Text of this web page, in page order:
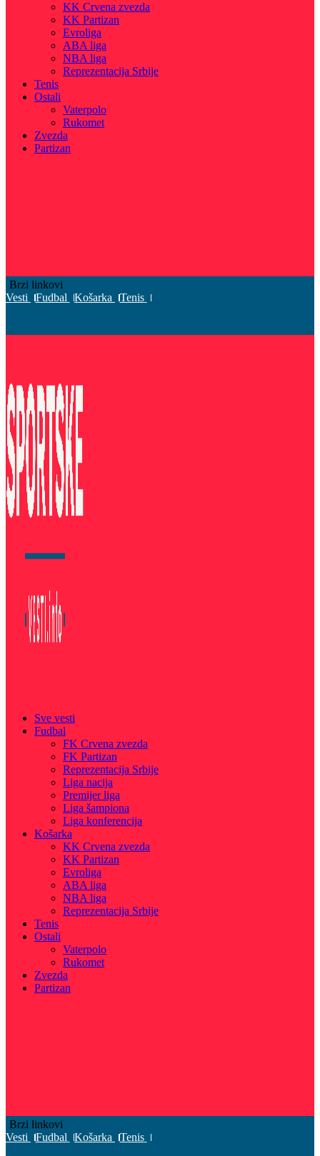
KK Crvena zvezda
KK Partizan
Evroliga
ABA liga
NBA liga
Reprezentacija Srbije
Tenis
Ostali
Vaterpolo
Rukomet
Zvezda
Partizan
Brzi linkovi
Vesti
Fudbal Košarka Tenis
Sve vesti
Fudbal
FK Crvena zvezda
FK Partizan
Reprezentacija Srbije
Liga nacija
Premijer liga
Liga šampiona
Liga konferencija
Košarka
KK Crvena zvezda
KK Partizan
Evroliga
ABA liga
NBA liga
Reprezentacija Srbije
Tenis
Ostali
Vaterpolo
Rukomet
Zvezda
Partizan
Brzi linkovi
Vesti
Fudbal Košarka Tenis